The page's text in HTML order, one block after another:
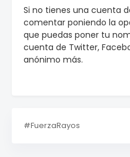
Si no tienes una cuenta
comentar poniendo la
que puedas poner tu
cuenta de Twitter,
anónimo más.
#FuerzaRayos